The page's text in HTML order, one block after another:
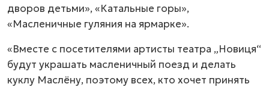
дворов детьми», «Катальные горы»,
«Масленичные гуляния на ярмарке».
«Вместе с посетителями артисты театра „Новиця“
будут украшать масленичный поезд и делать
куклу Маслёну, поэтому всех, кто хочет принять